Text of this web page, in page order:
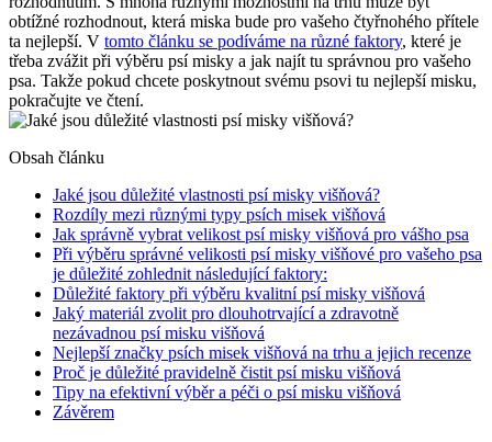
obtížné rozhodnout, která miska bude pro vašeho čtyřnohého přítele
ta nejlepší. V tomto článku se podíváme na různé faktory, které je
třeba zvážit při výběru psí misky a jak najít tu správnou pro vašeho
psa. Takže pokud chcete poskytnout svému psovi tu nejlepší misku,
pokračujte ve čtení.
Obsah článku
Jaké jsou důležité vlastnosti psí misky višňová?
Rozdíly mezi různými typy psích misek višňová
Jak správně vybrat velikost psí misky višňová pro vášho psa
Při výběru správné velikosti psí misky višňové pro vašeho psa
je důležité zohlednit následující faktory:
Důležité faktory při výběru kvalitní psí misky višňová
Jaký materiál zvolit pro dlouhotrvající a zdravotně
nezávadnou psí misku višňová
Nejlepší značky psích misek višňová na trhu a jejich recenze
Proč je důležité pravidelně čistit psí misku višňová
Tipy na efektivní výběr a péči o psí misku višňová
Závěrem